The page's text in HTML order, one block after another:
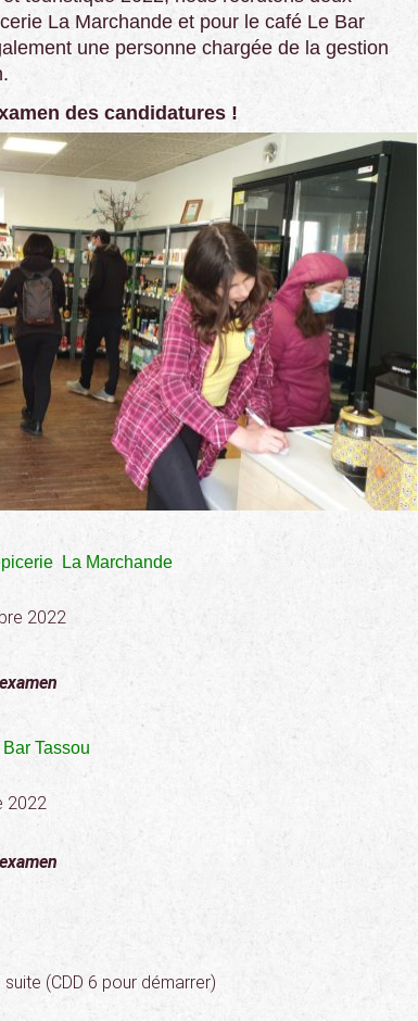
La Marchande et pour le café Le Bar
une personne chargée de la gestion
des candidatures !
La Marchande
2022
Tassou
2022
(CDD 6 pour démarrer)